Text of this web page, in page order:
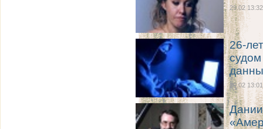
29.02 13:32
26-
29.02 13:01